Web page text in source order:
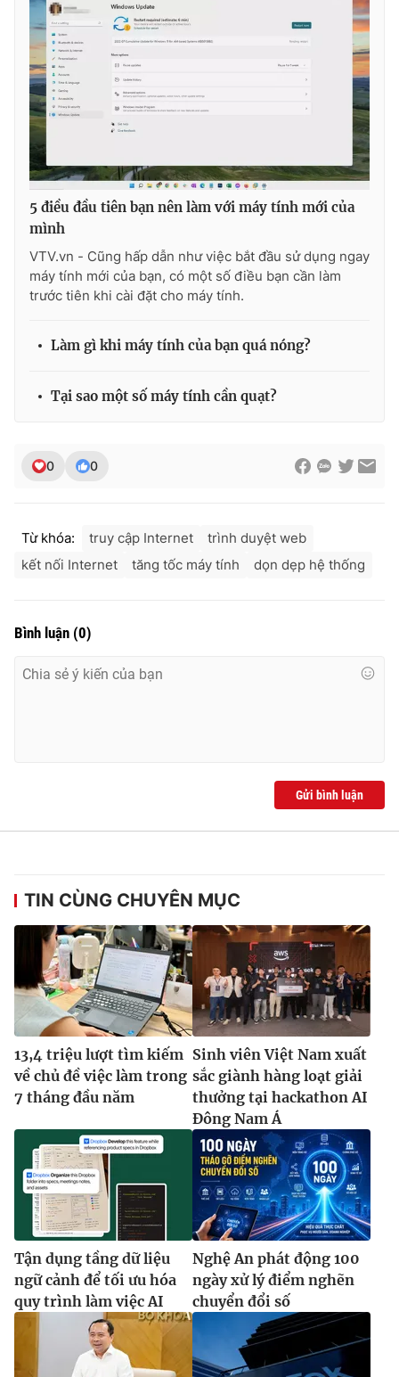
5 điều đầu tiên bạn nên làm với máy tính mới của
mình
VTV.vn - Cũng hấp dẫn như việc bắt đầu sử dụng ngay
máy tính mới của bạn, có một số điều bạn cần làm
trước tiên khi cài đặt cho máy tính.
Làm gì khi máy tính của bạn quá nóng?
Tại sao một số máy tính cần quạt?
0 0
Từ khóa: truy cập Internet
trình duyệt web
kết nối Internet
tăng tốc máy tính dọn dẹp hệ thống
Bình luận (0)
Gửi bình luận
TIN CÙNG CHUYÊN MỤC
13,4 triệu lượt tìm kiếm
về chủ đề việc làm trong
7 tháng đầu năm
Sinh viên Việt Nam xuất
sắc giành hàng loạt giải
thưởng tại hackathon AI
Đông Nam Á
Tận dụng tầng dữ liệu
ngữ cảnh để tối ưu hóa
quy trình làm việc AI
Nghệ An phát động 100
ngày xử lý điểm nghẽn
chuyển đổi số